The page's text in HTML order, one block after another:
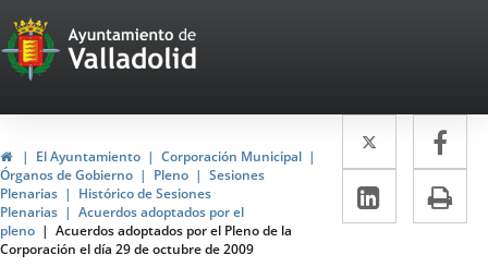
Portal
Web
del
Ayuntamiento
de
Valladolid
HomeEl Ayuntamiento
Corporación Municipal
Órganos de Gobierno
Pleno
Sesiones
Plenarias
Histórico de Sesiones
Plenarias
Acuerdos adoptados por el
pleno
Acuerdos adoptados por el Pleno de la
Corporación el día 29 de octubre de 2009
Twitter
Enlace
a
una
a
Linkedin
Enlace
a